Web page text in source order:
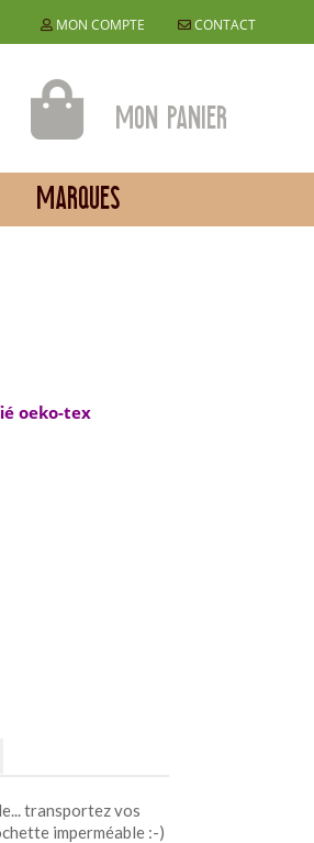
MON COMPTE CONTACT
Mon panier
MARQUES
oeko-tex
transportez vos
imperméable :-)